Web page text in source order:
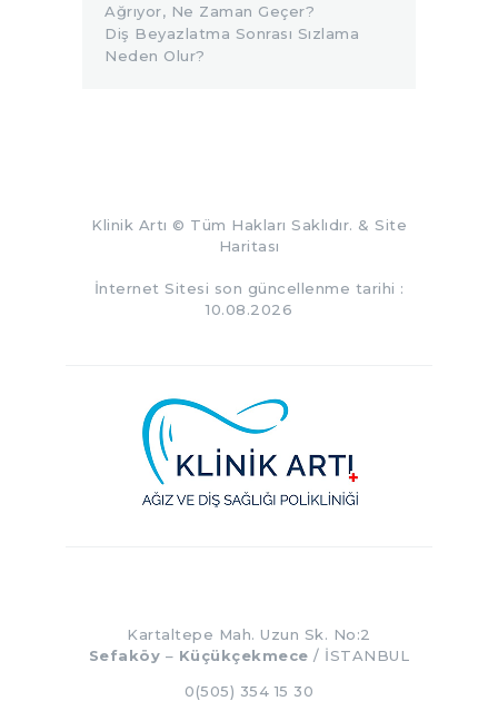
Ağrıyor, Ne Zaman Geçer?
Diş Beyazlatma Sonrası Sızlama
Neden Olur?
Klinik Artı © Tüm Hakları Saklıdır. & Site
Haritası
İnternet Sitesi son güncellenme tarihi :
10.08.2026
Kartaltepe Mah. Uzun Sk. No:2
Sefaköy – Küçükçekmece/ İSTANBUL
0(505) 354 15 30